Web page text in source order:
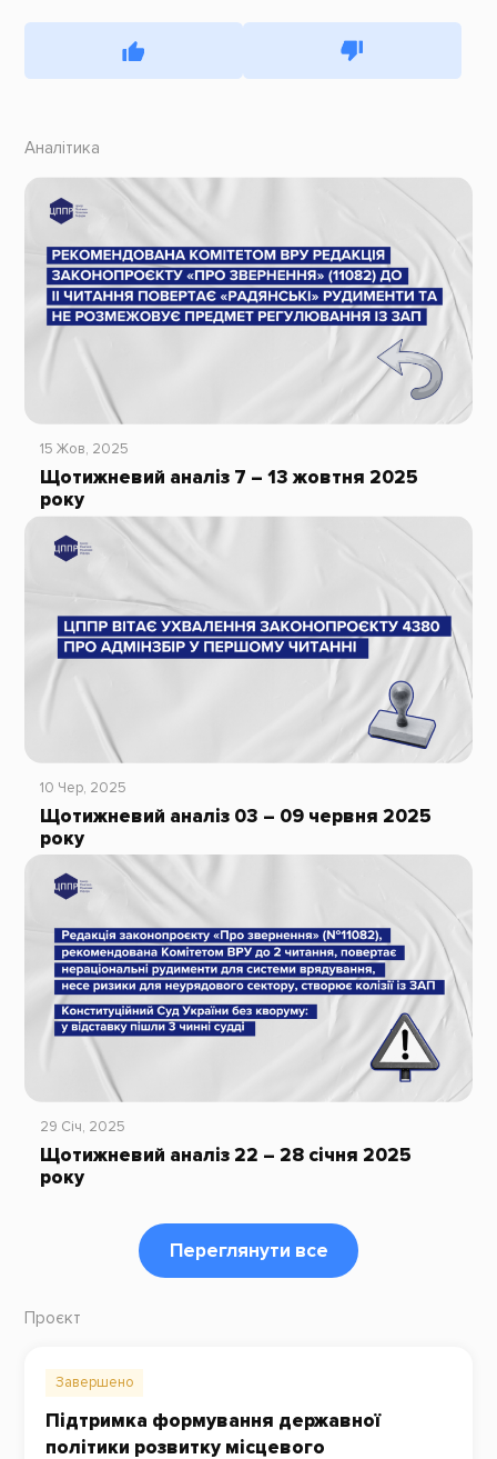
Аналітика
15 Жов, 2025
Щотижневий аналіз 7 – 13 жовтня 2025
року
10 Чер, 2025
Щотижневий аналіз 03 – 09 червня 2025
року
29 Січ, 2025
Щотижневий аналіз 22 – 28 січня 2025
року
Переглянути все
Проєкт
Завершено
Підтримка формування державної
політики розвитку місцевого